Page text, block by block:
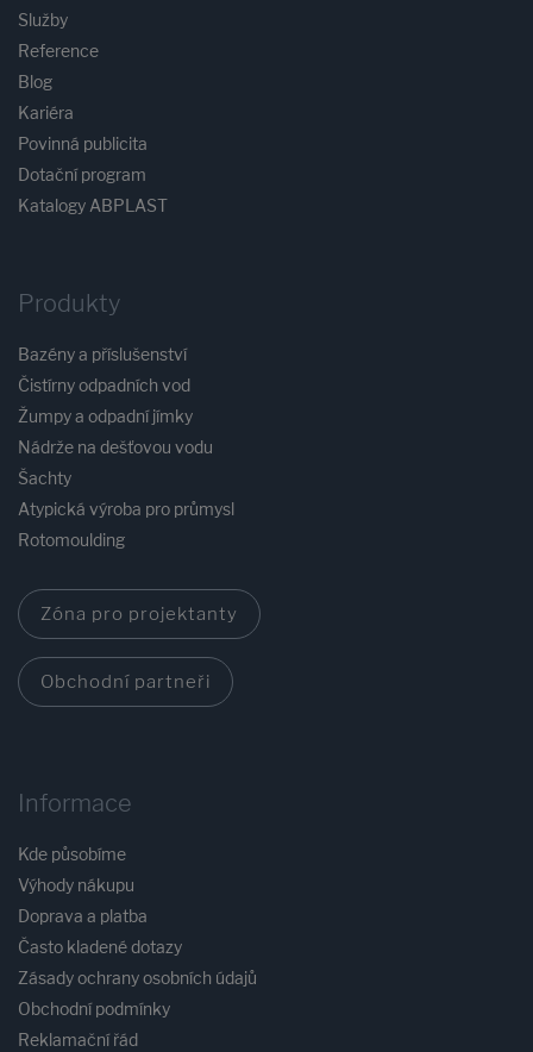
Služby
Reference
Blog
Kariéra
Povinná publicita
Dotační program
Katalogy ABPLAST
Produkty
Bazény a příslušenství
Čistírny odpadních vod
Žumpy a odpadní jímky
Nádrže na dešťovou vodu
Šachty
Atypická výroba pro průmysl
Rotomoulding
Zóna pro projektanty
Obchodní partneři
Informace
Kde působíme
Výhody nákupu
Doprava a platba
Často kladené dotazy
Zásady ochrany osobních údajů
Obchodní podmínky
Reklamační řád